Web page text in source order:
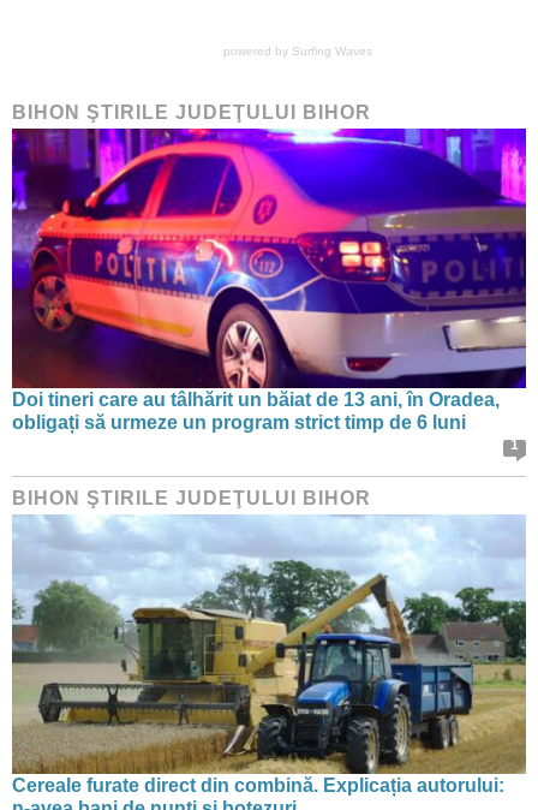
powered by Surfing Waves
BIHON ŞTIRILE JUDEŢULUI BIHOR
Doi tineri care au tâlhărit un băiat de 13 ani, în Oradea,
obligați să urmeze un program strict timp de 6 luni
1
BIHON ŞTIRILE JUDEŢULUI BIHOR
Cereale furate direct din combină. Explicația autorului: